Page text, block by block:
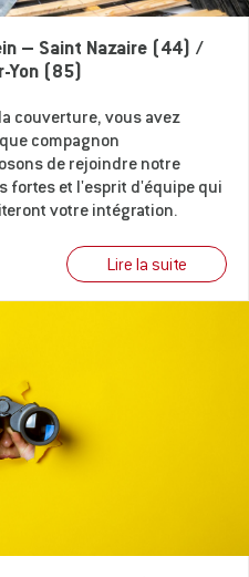
– Saint Nazaire (44) /
Yon (85)
couverture, vous avez
compagnon
de rejoindre notre
fortes et l'esprit d'équipe qui
votre intégration.
Lire la suite